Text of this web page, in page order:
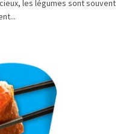
les légumes sont souvent